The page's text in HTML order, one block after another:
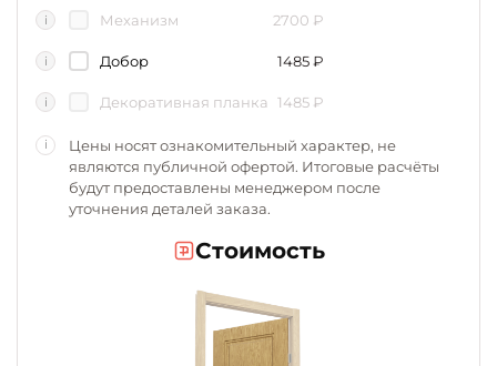
i Механизм 2700 ₽
i Добор 1485₽
i Декоративная планка 1485 ₽
i
Цены носят ознакомительный характер, не
являются публичной офертой. Итоговые расчёты
будут предоставлены менеджером после
уточнения деталей заказа.
Стоимость